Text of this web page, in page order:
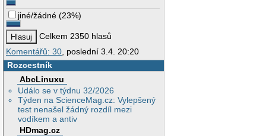
jiné/žádné (23%)
Celkem 2350 hlasů
Komentářů: 30 , poslední 3.4. 20:20
Rozcestník
AbcLinuxu
Událo se v týdnu 32/2026
Týden na ScienceMag.cz: Vylepšený
test nenašel žádný rozdíl mezi
vodíkem a antiv
HDmag.cz